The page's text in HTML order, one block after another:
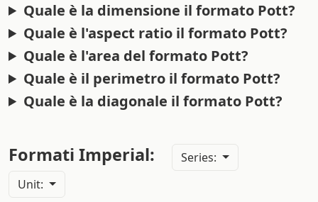
Quale è la dimensione il formato Pott?
Quale è l'aspect ratio il formato Pott?
Quale è l'area del formato Pott?
Quale è il perimetro il formato Pott?
Quale è la diagonale il formato Pott?
Formati Imperial:
Series:
Unit: